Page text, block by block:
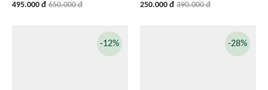
495.000 đ 650.000 đ 250.000 đ 390.000 đ
-12% -28%